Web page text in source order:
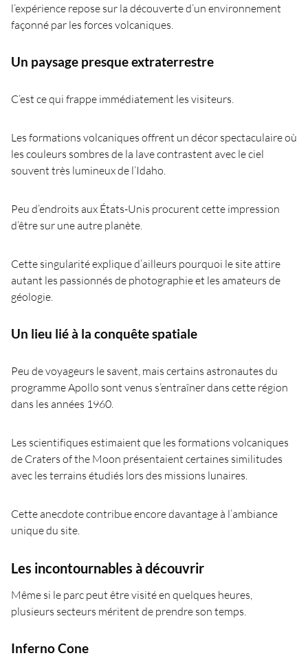
l’expérience repose sur la découverte d’un environnement
façonné par les forces volcaniques.
Un paysage presque extraterrestre
C’est ce qui frappe immédiatement les visiteurs.
Les formations volcaniques offrent un décor spectaculaire où
les couleurs sombres de la lave contrastent avec le ciel
souvent très lumineux de l’Idaho.
Peu d’endroits aux États-Unis procurent cette impression
d’être sur une autre planète.
Cette singularité explique d’ailleurs pourquoi le site attire
autant les passionnés de photographie et les amateurs de
géologie.
Un lieu lié à la conquête spatiale
Peu de voyageurs le savent, mais certains astronautes du
programme Apollo sont venus s’entraîner dans cette région
dans les années 1960.
Les scientifiques estimaient que les formations volcaniques
de Craters of the Moon présentaient certaines similitudes
avec les terrains étudiés lors des missions lunaires.
Cette anecdote contribue encore davantage à l’ambiance
unique du site.
Les incontournables à découvrir
Même si le parc peut être visité en quelques heures,
plusieurs secteurs méritent de prendre son temps.
Inferno Cone